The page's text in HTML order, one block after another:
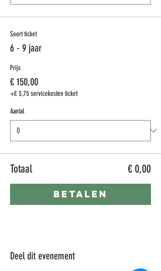
Soort ticket
6 - 9 jaar
Prijs
€ 150,00
+€ 3,75 servicekosten ticket
Aantal
Totaal € 0,00
Betalen
Deel dit evenement